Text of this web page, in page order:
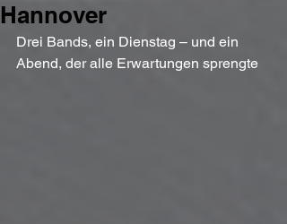
Hannover
Drei Bands, ein Dienstag – und ein
Abend, der alle Erwartungen sprengte